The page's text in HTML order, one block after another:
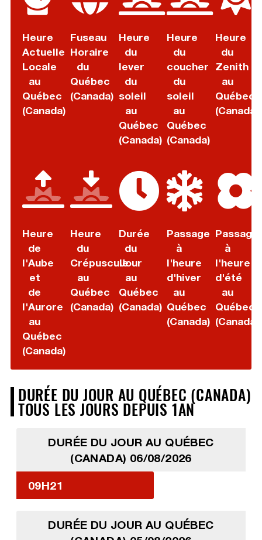
Heure
Actuelle
Locale
au
Québec
(Canada)
Fuseau
Horaire
du
Québec
(Canada)
Heure
du
lever
du
soleil
au
Québec
(Canada)
Heure
du
coucher
du
soleil
au
Québec
(Canada)
Heure
du
Zenith
au
Québec
(Canada)
Heure
de
l'Aube
et
de
l'Aurore
au
Québec
(Canada)
Heure
du
Crépuscule
au
Québec
(Canada)
Durée
du
Jour
au
Québec
(Canada)
Passage
à
l'heure
d'hiver
au
Québec
(Canada)
Passage
à
l'heure
d'été
au
Québec
(Canada)
DURÉE DU JOUR AU QUÉBEC (CANADA)
TOUS LES JOURS DEPUIS 1AN
DURÉE DU JOUR AU QUÉBEC
(CANADA) 06/08/2026
09H21
DURÉE DU JOUR AU QUÉBEC